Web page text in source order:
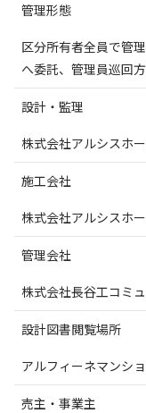
管理形態
区分所有者全員で管
へ委託、管理員巡回
設計・監理
株式会社アルシスホ
施工会社
株式会社アルシスホ
管理会社
株式会社長谷工コミ
設計図書閲覧場所
アルフィーネマンシ
売主・事業主